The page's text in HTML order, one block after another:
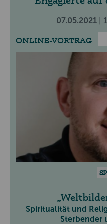
07.05.2021 |
ONLINE-VORTRAG
Spiritualität und
Sterbender